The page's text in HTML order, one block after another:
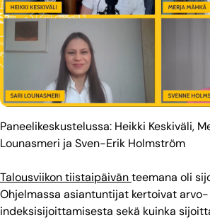
Paneelikeskustelussa: Heikki Keskiväli,
Lounasmeri ja Sven-Erik Holmström
Talousviikon tiistaipäivänteemana oli
Ohjelmassa asiantuntijat kertoivat arvo-
indeksisijoittamisesta sekä kuinka